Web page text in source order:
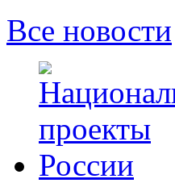
Все новости